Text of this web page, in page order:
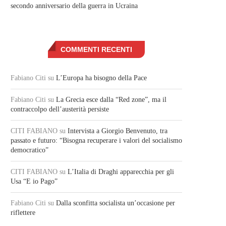
secondo anniversario della guerra in Ucraina
COMMENTI RECENTI
Fabiano Citi su L’Europa ha bisogno della Pace
Fabiano Citi su La Grecia esce dalla “Red zone”, ma il
contraccolpo dell’austerità persiste
CITI FABIANO su Intervista a Giorgio Benvenuto, tra
passato e futuro: “Bisogna recuperare i valori del socialismo
democratico”
CITI FABIANO su L’Italia di Draghi apparecchia per gli
Usa “E io Pago”
Fabiano Citi su Dalla sconfitta socialista un’occasione per
riflettere